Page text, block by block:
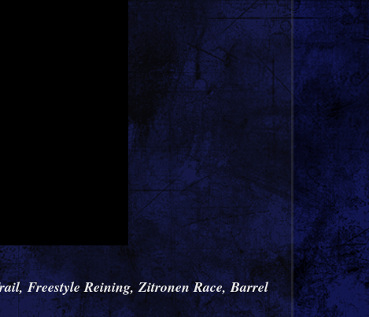
Freestyle Reining, Zitronen Race, Barrel